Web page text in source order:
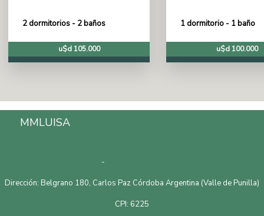
2 dormitorios - 2 baños
u$d 105.000
1 dormitorio - 1 baño
u$d 100.000
MMLUISA
-
Dirección: Belgrano 180, Carlos Paz Córdoba Argentina (Valle de Punilla)
CPI: 6225